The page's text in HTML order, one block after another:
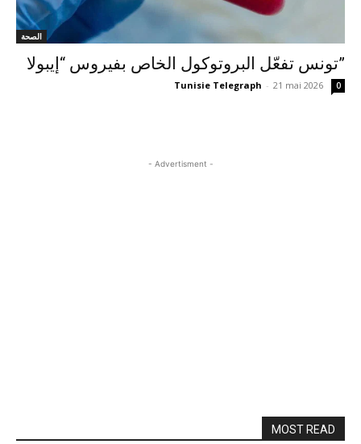
الصحة
تونس تفعّل البروتوكول الخاص بفيروس “إيبولا”
Tunisie Telegraph - 21 mai 2026 0
- Advertisment -
MOST READ